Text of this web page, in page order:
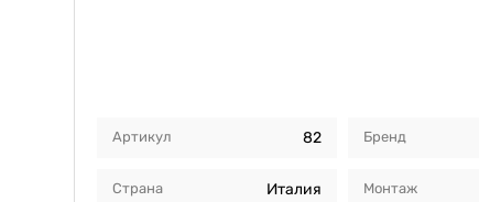
Артикул 82
Страна Италия
Бренд
Монтаж